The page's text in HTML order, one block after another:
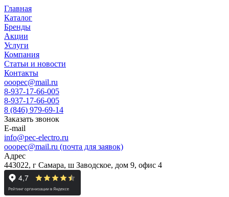
Главная
Каталог
Бренды
Акции
Услуги
Компания
Статьи и новости
Контакты
ooopec@mail.ru
8-937-17-66-005
8-937-17-66-005
8 (846) 979-69-14
Заказать звонок
E-mail
info@pec-electro.ru
ooopec@mail.ru (почта для заявок)
Адрес
443022, г Самара, ш Заводское, дом 9, офис 4